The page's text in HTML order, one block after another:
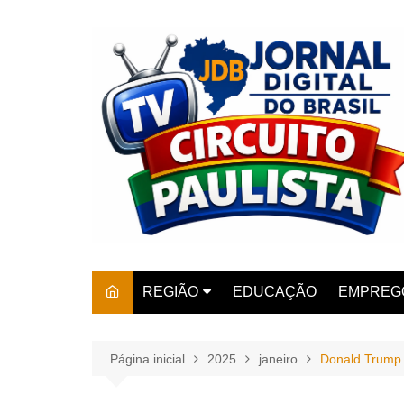
REGIÃO
AMPARO
EDUCAÇÃO
Página inicial 2025 janeiro Donald